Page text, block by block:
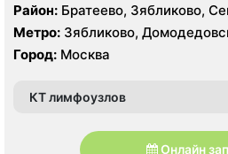
Район: Братеево, Зябликово,
Борисово, Южное Орехово-
Метро: Зябликово,
Атинская, Красногвардейская,
Город: Москва
КТ лимфоузлов
Онлайн